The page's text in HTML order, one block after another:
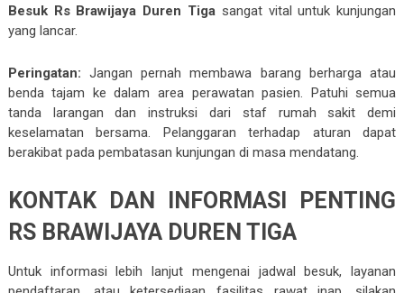
Besuk Rs Brawijaya Duren Tiga sangat vital untuk kunjungan
yang lancar.
Peringatan: Jangan pernah membawa barang berharga atau
benda tajam ke dalam area perawatan pasien. Patuhi semua
tanda larangan dan instruksi dari staf rumah sakit demi
keselamatan bersama. Pelanggaran terhadap aturan dapat
berakibat pada pembatasan kunjungan di masa mendatang.
KONTAK DAN INFORMASI PENTING
RS BRAWIJAYA DUREN TIGA
Untuk informasi lebih lanjut mengenai jadwal besuk, layanan